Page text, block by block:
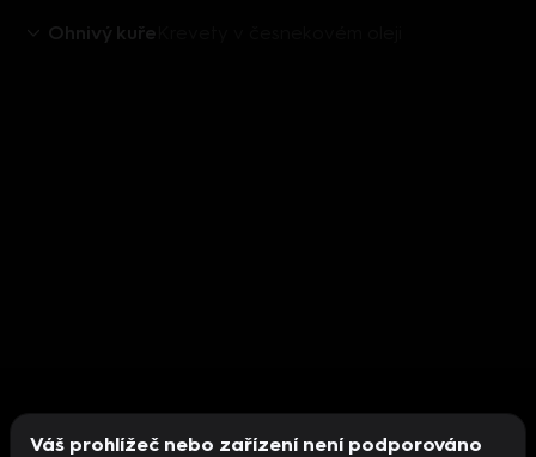
Ohnivý kuře
Váš prohlížeč nebo zařízení není podporováno